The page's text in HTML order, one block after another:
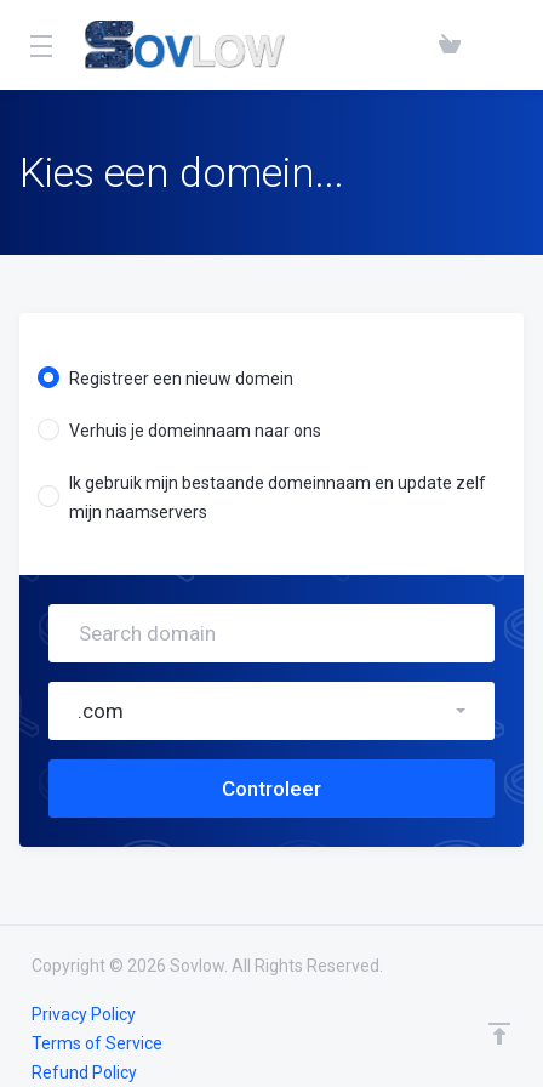
Kies een domein...
Registreer een nieuw domein
Verhuis je domeinnaam naar ons
Ik gebruik mijn bestaande domeinnaam en update zelf
mijn naamservers
.com
Controleer
Copyright © 2026 Sovlow. All Rights Reserved.
Privacy Policy
Terms of Service
Refund Policy